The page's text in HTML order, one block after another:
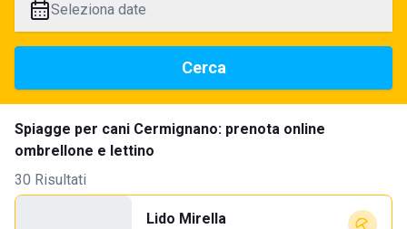
Seleziona date
Cerca
Spiagge per cani Cermignano: prenota online
ombrellone e lettino
30 Risultati
Lido Mirella